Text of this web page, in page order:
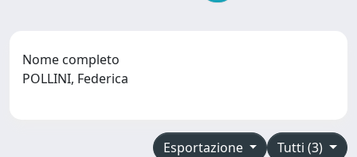
Nome completo
POLLINI, Federica
Tutti (3)
Esportazione